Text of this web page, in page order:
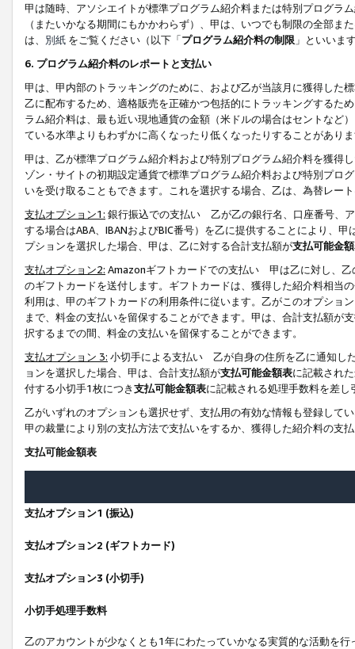
甲は随時、アソシエイトが標準プログラム紹介料または特別プログラ
（またいかなる期間にもかかわらず）、甲は、いつでも制限の全部
は、 別紙 をご覧ください（以下「プログラム紹介料の制限 」といいま
6. プログラム紹介料のレポートと支払い
甲は、甲内部のトラッキングのために、および乙が当該月に獲得した
乙に配布するため、適格販売を正確かつ包括的にトラッキングするた
ラム紹介料は、最も近い現地通貨の金額（米ドルの場合はセントなど
ている水準よりもわずかに高くなったり低くなったりすることがあり
甲は、乙が標準プログラム紹介料および特別プログラム紹介料を獲得
ゾン・サイトの初期設定通貨で標準プログラム紹介料および特別プロ
いを受け取ることもできます。これを選択する場合、乙は、為替レー
支払オプション1: 銀行振込での支払い 乙が乙の銀行名、口座番号、
する場合はABA、IBANおよびBIC番号）を乙に提供することにより、
プションを選択した場合、甲は、乙に対する合計支払額が支払可能金
支払オプション2: Amazonギフトカードでの支払い 甲は乙に対し、乙
のギフトカードを送付します。ギフトカードは、獲得した紹介料相当
利用は、甲のギフトカードの利用条件に従います。乙がこのオプショ
まで、料金の支払いを留保することができます。甲は、合計支払額が
択するまでの間、料金の支払いを留保することができます。
支払オプション 3: 小切手による支払い 乙が自身の住所を乙に通知し
ョンを選択した場合、甲は、合計支払額が支払可能金額表に記載され
付する小切手1枚につき支払可能金額表に記載される処理手数料を差し
乙がいずれのオプションも選択せず、支払用の有効な情報も登録して
甲の裁量により別の支払方法で支払いをするか、獲得した紹介料の支
支払可能金額表
支払オプション1 (振込)
支払オプション2 (ギフトカード)
支払オプション3 (小切手)
小切手処理手数料
乙のアカウントが少なくとも1年にわたっていかなる実質的な活動を